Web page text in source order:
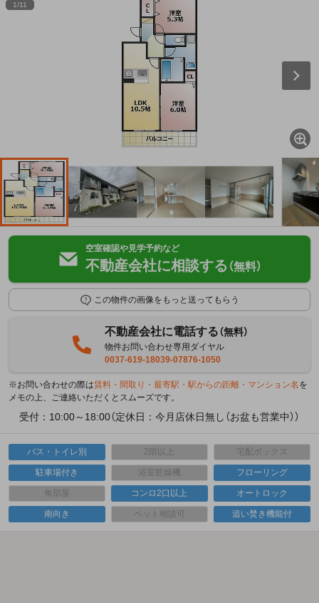
1/11
空室確認や見学予約など
不動産会社に相談する （無料）
この物件の画像をもっと送ってもらう
不動産会社に電話する（無料）
物件お問い合わせ専用ダイヤル
0037-619-18039-07876-1050
※お問い合わせの際は賃料・間取り・最寄駅・駅からの距離・マンション名 を
メモの上、ご連絡いただくとスムーズです。
受付：10:00～18:00（定休日：今月店休日無し（お盆も営業中））
バス・トイレ別 2階以上 宅配ボックス
駐車場付き 浴室乾燥機 フローリング
角部屋 コンロ2口以上 オートロック
南向き ペット相談可 追い焚き機能付